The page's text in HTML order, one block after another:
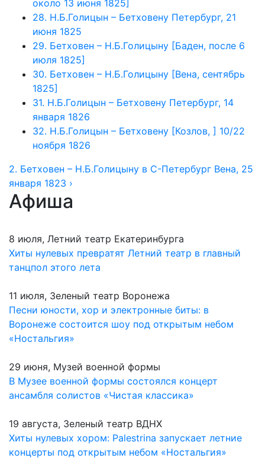
около 13 июня 1825]
28. Н.Б.Голицын – Бетховену Петербург, 21
июня 1825
29. Бетховен – Н.Б.Голицыну [Баден, после 6
июля 1825]
30. Бетховен – Н.Б.Голицыну [Вена, сентябрь
1825]
31. Н.Б.Голицын – Бетховену Петербург, 14
января 1826
32. Н.Б.Голицын – Бетховену [Козлов, ] 10/22
ноября 1826
2. Бетховен – Н.Б.Голицыну в С-Петербург Вена, 25
января 1823 ›
Афиша
8 июля, Летний театр Екатеринбурга
Хиты нулевых превратят Летний театр в главный
танцпол этого лета
11 июля, Зеленый театр Воронежа
Песни юности, хор и электронные биты: в
Воронеже состоится шоу под открытым небом
«Ностальгия»
29 июня, Музей военной формы
В Музее военной формы состоялся концерт
ансамбля солистов «Чистая классика»
19 августа, Зеленый театр ВДНХ
Хиты нулевых хором: Palestrina запускает летние
концерты под открытым небом «Ностальгия»